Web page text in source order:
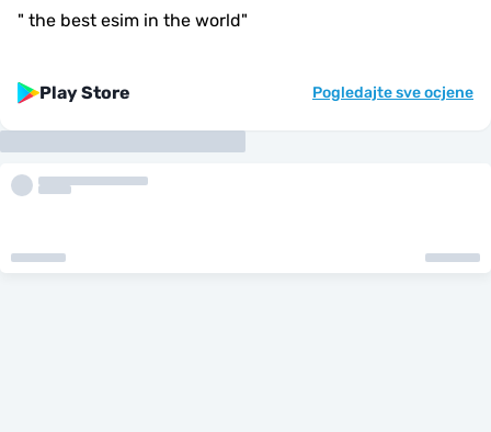
" the best esim in the world"
Play Store Pogledajte sve ocjene